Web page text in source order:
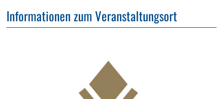
Informationen zum Veranstaltungsort